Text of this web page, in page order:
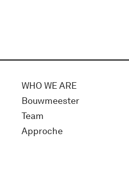
WHO WE ARE
Bouwmeester
Team
Approche